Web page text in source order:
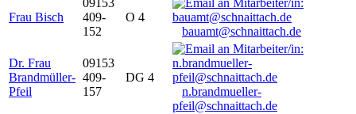
Frau Bisch
09153
409-
152
O 4
bauamt@schnaittach.de
Dr. Frau
Brandmüller-
Pfeil
09153
409-
157
DG 4
n.brandmueller-
pfeil@schnaittach.de